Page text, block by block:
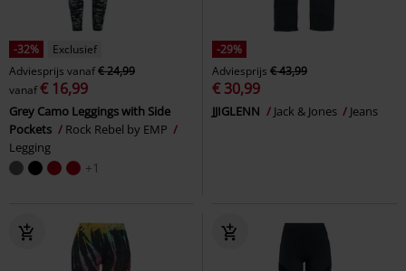
-32%
Exclusief
Adviesprijs vanaf€ 24,99
vanaf€ 16,99
Grey Camo Leggings with Side
Pockets
Rock Rebel by EMP
Legging
+1
-29%
Adviesprijs € 43,99
€ 30,99
JJIGLENN Jack & Jones Jeans